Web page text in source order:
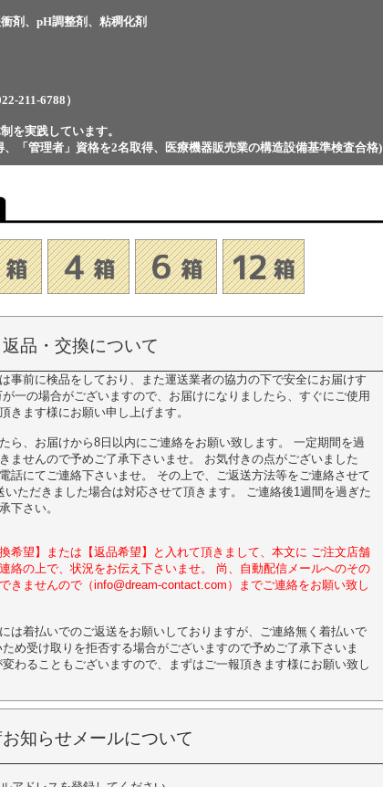
剤、pH調整剤、粘稠化剤
211-6788）
を実践しています。
「管理者」資格を2名取得、医療機器販売業の構造設備基準検査合格)
返品・交換について
事前に検品をしており、また運送業者の協力の下で安全にお届けす
一の場合がございますので、お届けになりましたら、すぐにご使用
きます様にお願い申し上げます。
ら、お届けから8日以内にご連絡をお願い致します。 一定期間を過
ませんので予めご了承下さいませ。 お気付きの点がございました
話にてご連絡下さいませ。 その上で、ご返送方法等をご連絡させて
ただきました場合は対応させて頂きます。 ご連絡後1週間を過ぎた
下さい。
希望】または【返品希望】と入れて頂きまして、本文に ご注文店舗
絡の上で、状況をお伝え下さいませ。 尚、自動配信メールへのその
きませんので（info@dream-contact.com）までご連絡をお願い致し
は着払いでのご返送をお願いしておりますが、ご連絡無く着払いで
め受け取りを拒否する場合がございますので予めご了承下さいま
わることもございますので、まずはご一報頂きます様にお願い致し
お知らせメールについて